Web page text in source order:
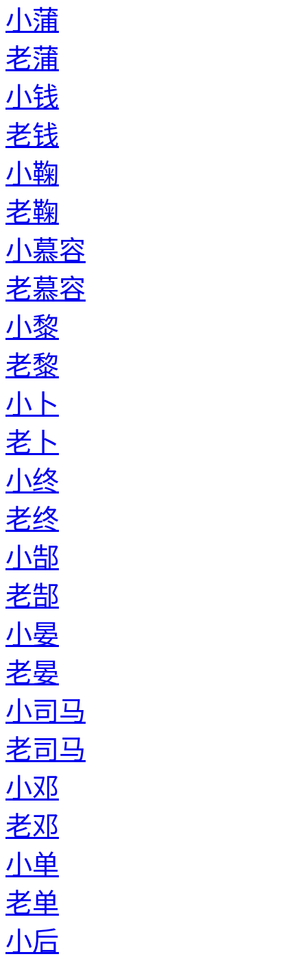
小蒲
老蒲
小钱
老钱
小鞠
老鞠
小慕容
老慕容
小黎
老黎
小卜
老卜
小终
老终
小郜
老郜
小晏
老晏
小司马
老司马
小邓
老邓
小单
老单
小后